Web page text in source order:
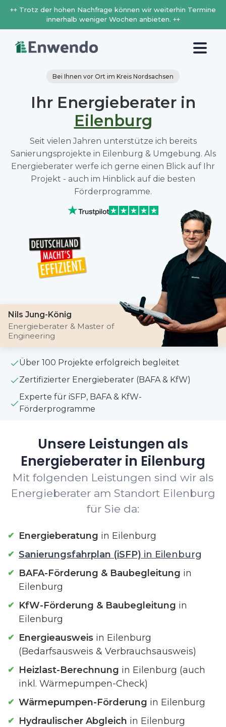
++ Trotz der hohen Nachfrage können wir weiterhin Termine
innerhalb weniger Wochen anbieten. ++
Bei Ihnen vor Ort im Kreis Nordsachsen
Ihr Energieberater in
Eilenburg
Seit vielen Jahren unterstütze ich bereits
Sanierungsprojekte in Eilenburg & Umgebung. Als
Energieberater werfe ich gerne einen Blick auf Ihr
Projekt - auch im Hinblick auf die besten
Förderprogramme.
Nils Jung-König
Energieberater & Master of
Engineering
Über 100 Projekte erfolgreich begleitet
Zertifizierter Energieberater (BAFA & KfW)
Experte für iSFP, BAFA & KfW-
Förderprogramme
Unsere Leistungen als
Energieberater in Eilenburg
Mit folgenden Leistungen sind wir als
Energieberater am Standort Eilenburg
für Sie da:
Energieberatung in Eilenburg
Sanierungsfahrplan (iSFP) in Eilenburg
BAFA-Förderung & Baubegleitung in
Eilenburg
KfW-Förderung & Baubegleitung in
Eilenburg
Energieausweis in Eilenburg
(Bedarfsausweis & Verbrauchsausweis)
Heizlast-Berechnung in Eilenburg (auch
inkl. Wärmepumpen-Check)
Wärmepumpen-Förderung in Eilenburg
Hydraulischer Abgleich in Eilenburg